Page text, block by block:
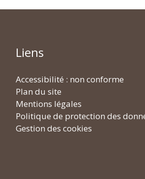
Liens
Accessibilité : non conforme
Plan du site
Mentions légales
Politique de protection des
Gestion des cookies